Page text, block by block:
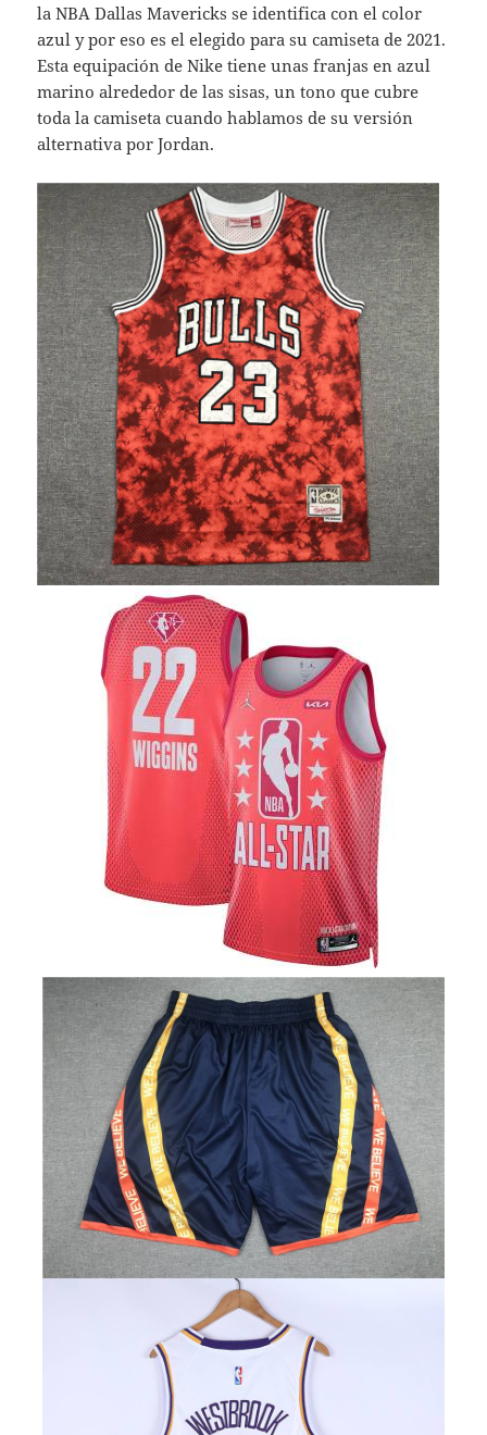
la NBA Dallas Mavericks se identifica con el color
azul y por eso es el elegido para su camiseta de 2021.
Esta equipación de Nike tiene unas franjas en azul
marino alrededor de las sisas, un tono que cubre
toda la camiseta cuando hablamos de su versión
alternativa por Jordan.